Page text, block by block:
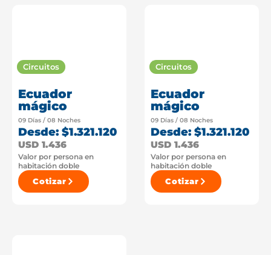
Circuitos
Ecuador
mágico
09 Días / 08 Noches
Desde: $1.321.120
USD 1.436
Valor por persona en
habitación doble
Cotizar
Circuitos
Ecuador
mágico
09 Días / 08 Noches
Desde: $1.321.120
USD 1.436
Valor por persona en
habitación doble
Cotizar